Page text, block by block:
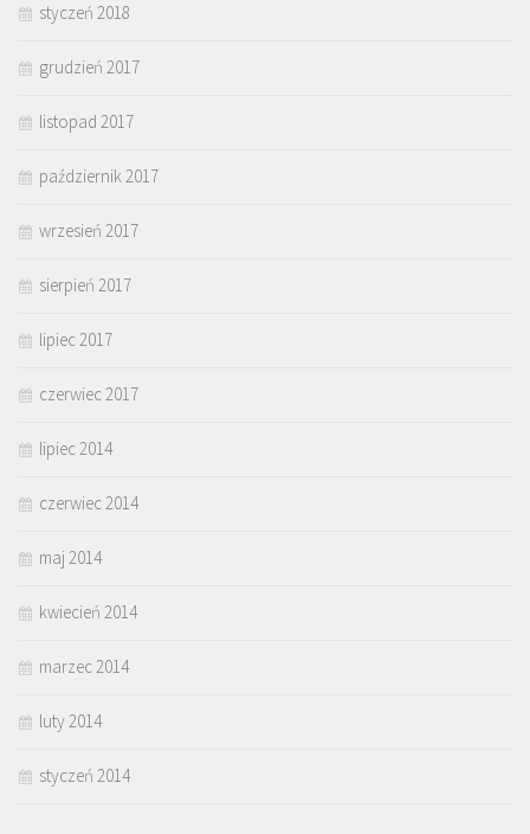
styczeń 2018
grudzień 2017
listopad 2017
październik 2017
wrzesień 2017
sierpień 2017
lipiec 2017
czerwiec 2017
lipiec 2014
czerwiec 2014
maj 2014
kwiecień 2014
marzec 2014
luty 2014
styczeń 2014